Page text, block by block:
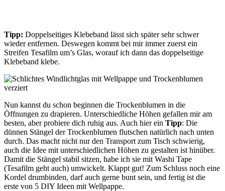
Tipp: Doppelseitiges Klebeband lässt sich später sehr schwer
wieder entfernen. Deswegen kommt bei mir immer zuerst ein
Streifen Tesafilm um’s Glas, worauf ich dann das doppelseitige
Klebeband klebe.
Nun kannst du schon beginnen die Trockenblumen in die
Öffnungen zu drapieren. Unterschiedliche Höhen gefallen mir am
besten, aber probiere dich ruhig aus. Auch hier ein Tipp: Die
dünnen Stängel der Trockenblumen flutschen natürlich nach unten
durch. Das macht nicht nur den Transport zum Tisch schwierig,
auch die Idee mit unterschiedlichen Höhen zu gestalten ist hinüber.
Damit die Stängel stabil sitzen, habe ich sie mit Washi Tape
(Tesafilm geht auch) umwickelt. Klappt gut! Zum Schluss noch eine
Kordel drumbinden, darf auch gerne bunt sein, und fertig ist die
erste von 5 DIY Ideen mit Wellpappe.